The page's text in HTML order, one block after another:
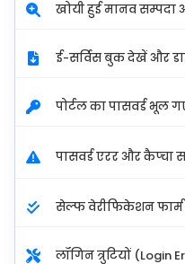
खोयी हुई मानव सम्पदा
ई-सर्विस बुक देखें और
पोर्टल का पासवर्ड भूल
पासवर्ड एरर और कैप्चा
सेल्फ वेरीफिकेशन फार्म
लॉगिन त्रुटियों